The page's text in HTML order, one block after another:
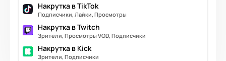
Накрутка в TikTok
Подписчики, Лайки, Просмотры
Накрутка в Twitch
Зрители, Просмотры VOD, Подписчики
Накрутка в Kick
Зрители, Подписчики